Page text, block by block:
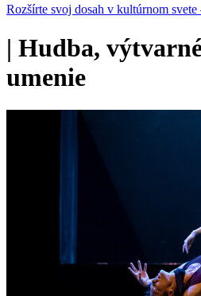
Rozšírte svoj dosah v kultúrnom svete
| Hudba,
umenie